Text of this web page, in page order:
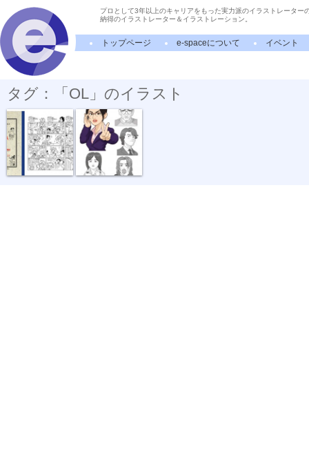
プロとして3年以上のキャリアをもった実力派のイラストレーター
納得のイラストレーター＆イラストレーション。
トップページ e-spaceについて イベント
タグ：「OL」のイラスト
「はりきり ... 薬局店頭POP...